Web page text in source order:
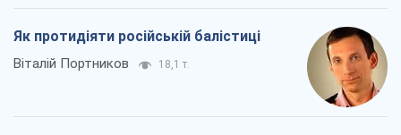
Як протидіяти російській балістиці
Віталій Портников 18,1 т.